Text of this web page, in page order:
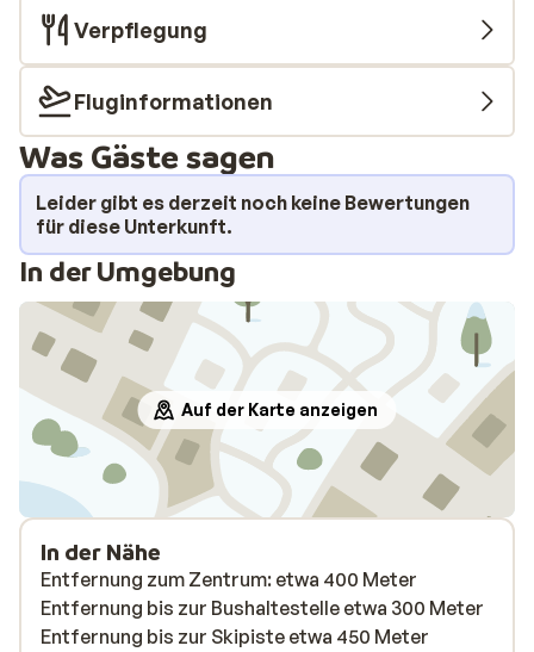
Verpflegung
Fluginformationen
Was Gäste sagen
Leider gibt es derzeit noch keine Bewertungen
für diese Unterkunft.
In der Umgebung
Auf der Karte anzeigen
In der Nähe
Entfernung zum Zentrum: etwa 400 Meter
Entfernung bis zur Bushaltestelle etwa 300 Meter
Entfernung bis zur Skipiste etwa 450 Meter